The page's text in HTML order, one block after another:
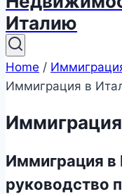
Италию
Home /
Иммиграция в
Иммиграция
руководство